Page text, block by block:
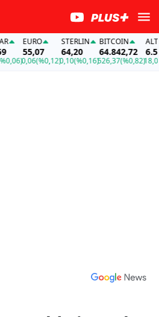
EURO
55,07
0,06(%0,12)
STERLIN
64,20
0,10(%0,16)
BITCOIN
64.842,72
526,37(%0,82)
ALTIN
18,09